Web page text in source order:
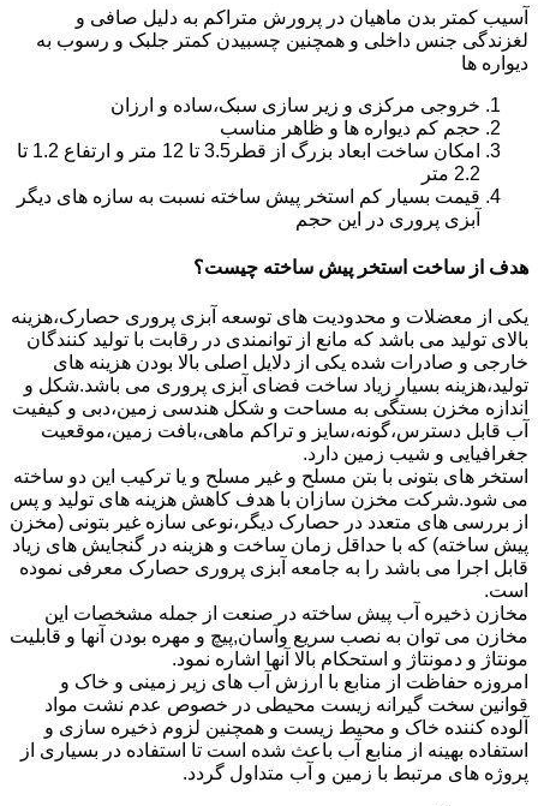
آسیب کمتر بدن ماهیان در پرورش متراکم به دلیل صافی و
لغزندگی جنس داخلی و همچنین چسبیدن کمتر جلبک و رسوب به
دیواره ها
خروجی مرکزی و زیر سازی سبک،ساده و ارزان
حجم کم دیواره ها و ظاهر مناسب
امکان ساخت ابعاد بزرگ از قطر3.5 تا 12 متر و ارتفاع 1.2 تا
2.2 متر
قیمت بسیار کم استخر پیش ساخته نسبت به سازه های دیگر
آبزی پروری در این حجم
هدف از ساخت استخر پیش ساخته چیست؟
یکی از معضلات و محدودیت های توسعه آبزی پروری حصارک،هزینه
بالای تولید می باشد که مانع از توانمندی در رقابت با تولید کنندگان
خارجی و صادرات شده یکی از دلایل اصلی بالا بودن هزینه های
تولید،هزینه بسیار زیاد ساخت فضای آبزی پروری می باشد.شکل و
اندازه مخزن بستگی به مساحت و شکل هندسی زمین،دبی و کیفیت
آب قابل دسترس،گونه،سایز و تراکم ماهی،بافت زمین،موقعیت
جغرافیایی و شیب زمین دارد.
استخر های بتونی با بتن مسلح و غیر مسلح و یا ترکیب این دو ساخته
می شود.شرکت مخزن سازان با هدف کاهش هزینه های تولید و پس
از بررسی های متعدد در حصارک دیگر،نوعی سازه غیر بتونی (مخزن
پیش ساخته) که با حداقل زمان ساخت و هزینه در گنجایش های زیاد
قابل اجرا می باشد را به جامعه آبزی پروری حصارک معرفی نموده
است.
مخازن ذخیره آب پیش ساخته در صنعت از جمله مشخصات این
مخازن می توان به نصب سریع وآسان,پیچ و مهره بودن آنها و قابلیت
مونتاژ و دمونتاژ و استحکام بالا آنها اشاره نمود.
امروزه حفاظت از منابع با ارزش آب های زیر زمینی و خاک و
قوانین سخت گیرانه زیست محیطی در خصوص عدم نشت مواد
آلوده کننده خاک و محیط زیست و همچنین لزوم ذخیره سازی و
استفاده بهینه از منابع آب باعث شده است تا استفاده در بسیاری از
پروژه های مرتبط با زمین و آب متداول گردد.